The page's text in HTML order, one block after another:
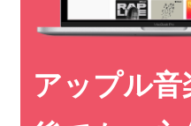
アップル音